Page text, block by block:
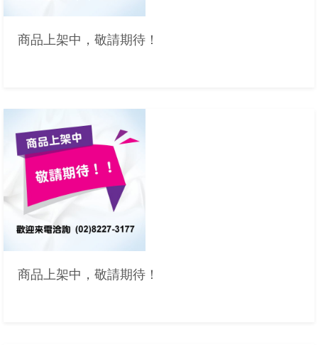
商品上架中，敬請期待！
商品上架中，敬請期待！